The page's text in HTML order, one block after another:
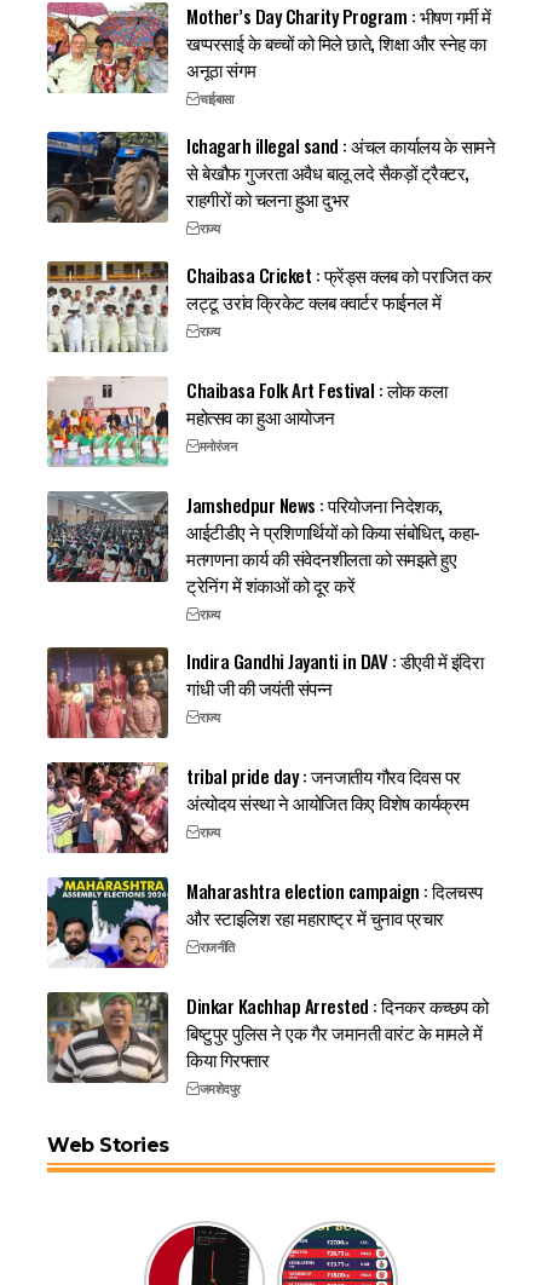
Mother’s Day Charity Program : भीषण गर्मी में
खप्परसाई के बच्चों को मिले छाते, शिक्षा और स्नेह का
अनूठा संगम
चाईबासा
Ichagarh illegal sand : अंचल कार्यालय के सामने
से बेखौफ गुजरता अवैध बालू लदे सैकड़ों ट्रैक्टर,
राहगीरों को चलना हुआ दुभर
राज्य
Chaibasa Cricket : फ्रेंड्स क्लब को पराजित कर
लट्टू उरांव क्रिकेट क्लब क्वार्टर फाईनल में
राज्य
Chaibasa Folk Art Festival : लोक कला
महोत्सव का हुआ आयोजन
मनोरंजन
Jamshedpur News : परियोजना निदेशक,
आईटीडीए ने प्रशिणार्थियों को किया संबोधित, कहा-
मतगणना कार्य की संवेदनशीलता को समझते हुए
ट्रेनिंग में शंकाओं को दूर करें
राज्य
Indira Gandhi Jayanti in DAV : डीएवी में इंदिरा
गांधी जी की जयंती संपन्न
राज्य
tribal pride day : जनजातीय गौरव दिवस पर
अंत्योदय संस्था ने आयोजित किए विशेष कार्यक्रम
राज्य
Maharashtra election campaign : दिलचस्प
और स्टाइलिश रहा महाराष्ट्र में चुनाव प्रचार
राजनीति
Dinkar Kachhap Arrested : दिनकर कच्छप को
बिष्टुपुर पुलिस ने एक गैर जमानती वारंट के मामले में
किया गिरफ्तार
जमशेदपुर
Web Stories